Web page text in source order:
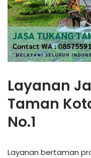
Layanan
Taman
No.1
Layanan bertaman